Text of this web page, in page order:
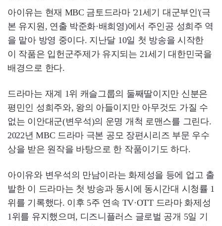
아이유는 현재 MBC 금토드라마 '21세기 대군부인'(극
본 유지원, 연출 박준화·배희영)에서 주인공 성희주 역
을 맡아 방영 중이다. 지난달 10일 첫 방송을 시작한
이 작품은 입헌군주제가 유지되는 21세기 대한민국을
배경으로 한다.
드라마는 재계 1위 캐슬그룹의 둘째딸이지만 신분은
평민인 성희주와, 왕의 아들이지만 아무것도 가질 수
없는 이안대군(변우석)의 운명 개척 로맨스를 그린다.
2022년 MBC 드라마 극본 공모 장편시리즈 부문 우수
상을 받은 원작을 바탕으로 한 작품이기도 하다.
아이유와 변우석의 만남이라는 화제성을 등에 업고 출
발한 이 드라마는 첫 방송과 동시에 동시간대 시청률 1
위를 기록했다. 이후 5주 연속 TV·OTT 드라마 화제성
1위를 유지했으며, 디즈니플러스 글로벌 공개 5일 기